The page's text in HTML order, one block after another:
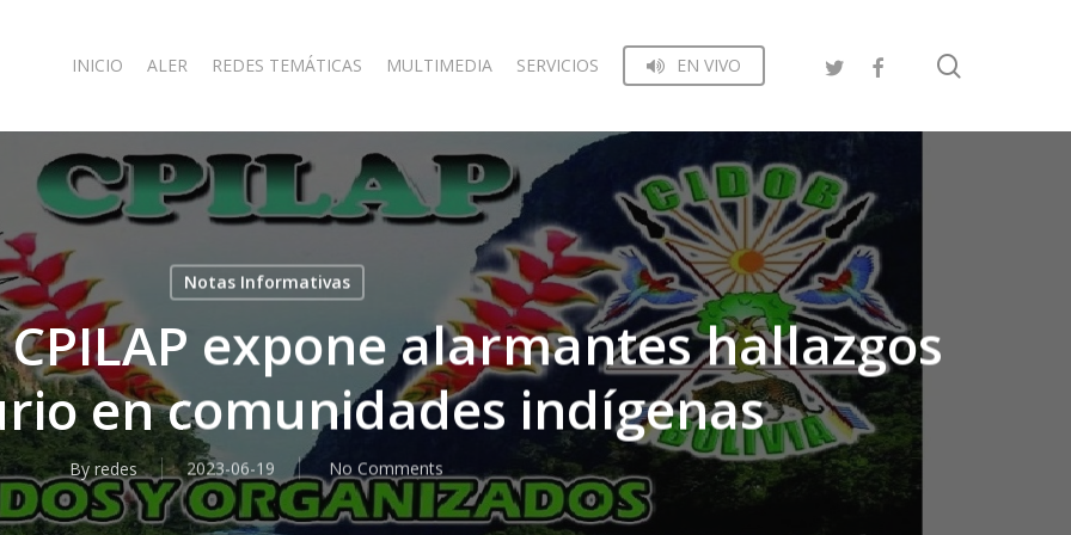
INICIO ALER REDES TEMÁTICAS MULTIMEDIA SERVICIOS EN VIVO
Notas Informativas
expone alarmantes hallazgos
en comunidades indígenas
By redes 2023-06-19 No Comments